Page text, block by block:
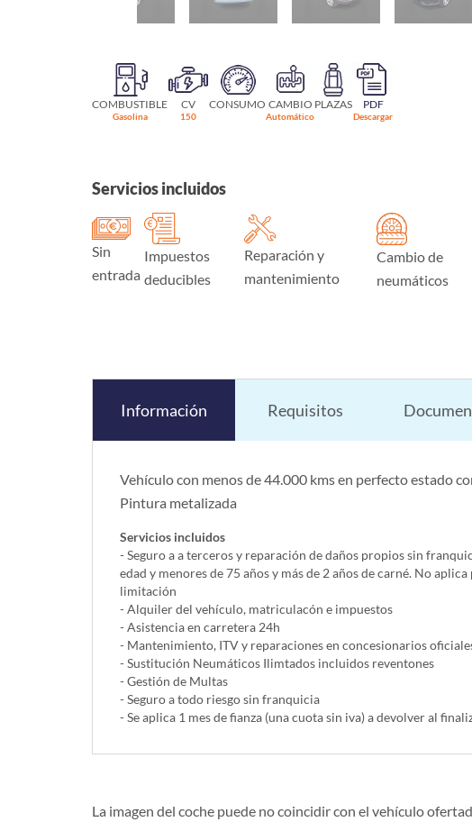
COMBUSTIBLE
Gasolina
CV
150
CONSUMO CAMBIO
Automático
PLAZAS PDF
Descargar
Servicios incluidos
Sin
entrada
Impuestos
deducibles
Reparación y
mantenimiento
Cambio de
neumáticos
Información Requisitos
Vehículo con menos de 44.000 kms en perfecto estado
Pintura metalizada
Servicios incluidos
- Seguro a a terceros y reparación de daños propios sin
edad y menores de 75 años y más de 2 años de carné. No
limitación
- Alquiler del vehí­culo, matriculacón e impuestos
- Asistencia en carretera 24h
- Mantenimiento, ITV y reparaciones en concesionarios
- Sustitución Neumáticos Ilimtados incluidos reventones
- Gestión de Multas
- Seguro a todo riesgo sin franquicia
- Se aplica 1 mes de fianza (una cuota sin iva) a devolver al
La imagen del coche puede no coincidir con el vehículo